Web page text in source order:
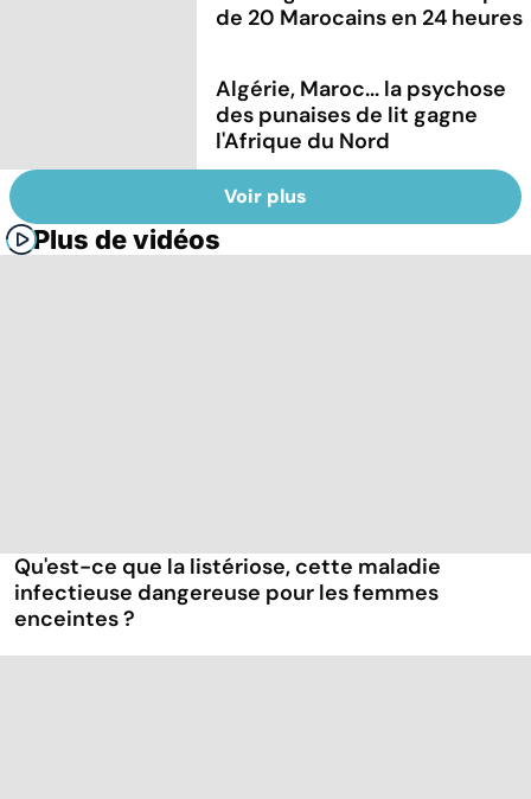
de 20 Marocains en 24 heures
Algérie, Maroc... la psychose
des punaises de lit gagne
l'Afrique du Nord
Voir plus
Plus de vidéos
Qu'est-ce que la listériose, cette maladie
infectieuse dangereuse pour les femmes
enceintes ?